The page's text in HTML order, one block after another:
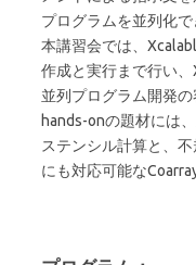
プログラムを並列化で
本講習会では、
作成と実行まで行い
並列プログラム開発
hands-onの題材には
ステンシル計算と、
にも対応可能な